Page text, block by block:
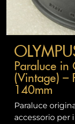
Paraluce in
(Vintage) –
140mm
Paraluce
accessorio per